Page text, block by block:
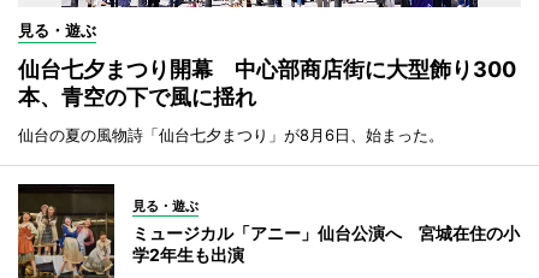
見る・遊ぶ
仙台七夕まつり開幕 中心部商店街に大型飾り300
本、青空の下で風に揺れ
仙台の夏の風物詩「仙台七夕まつり」が8月6日、始まった。
見る・遊ぶ
ミュージカル「アニー」仙台公演へ 宮城在住の小
学2年生も出演